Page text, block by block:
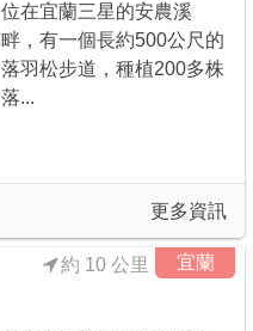
位在宜蘭三星的安農溪
畔，有一個長約500公尺的
落羽松步道，種植200多株
落...
更多資訊
宜蘭
約 10 公里